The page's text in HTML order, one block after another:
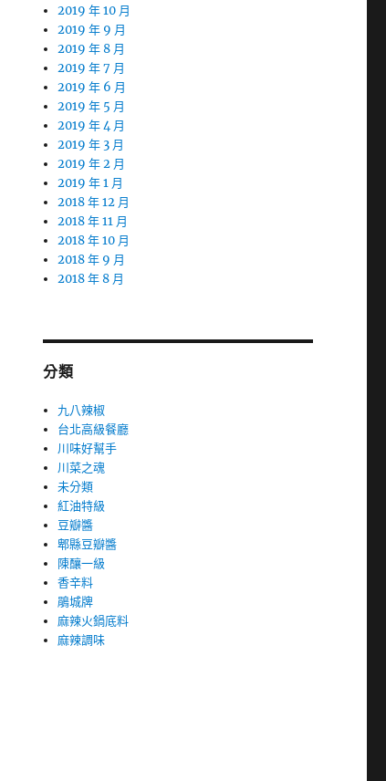
2019 年 10 月
2019 年 9 月
2019 年 8 月
2019 年 7 月
2019 年 6 月
2019 年 5 月
2019 年 4 月
2019 年 3 月
2019 年 2 月
2019 年 1 月
2018 年 12 月
2018 年 11 月
2018 年 10 月
2018 年 9 月
2018 年 8 月
分類
九八辣椒
台北高級餐廳
川味好幫手
川菜之魂
未分類
紅油特級
豆瓣醬
郫縣豆瓣醬
陳釀一級
香辛料
鵑城牌
麻辣火鍋底料
麻辣調味